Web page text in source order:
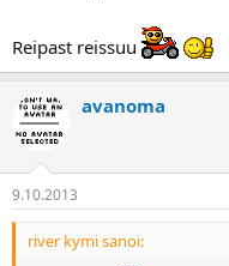
Reipast reissuu
avanoma
9.10.2013
river kymi sanoi: